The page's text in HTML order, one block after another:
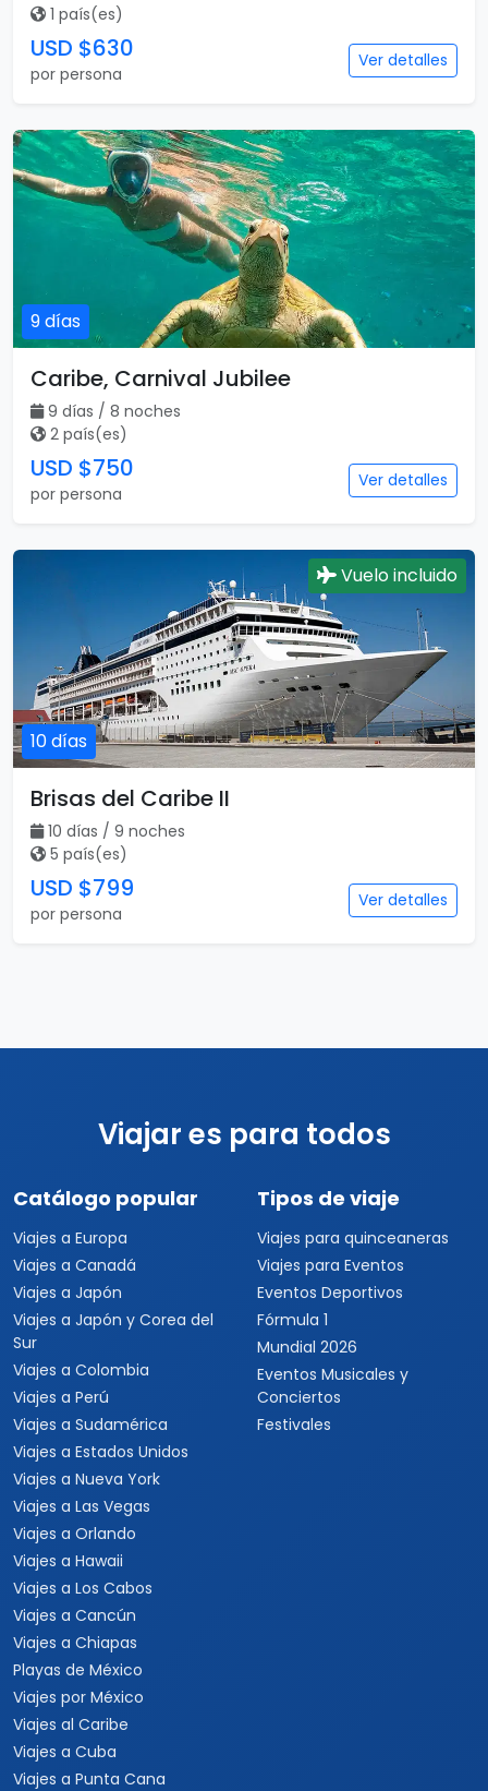
1 país(es)
USD $630
por persona
Ver detalles
9 días
Caribe, Carnival Jubilee
9 días / 8 noches
2 país(es)
USD $750
por persona
Ver detalles
10 días
Vuelo incluido
Brisas del Caribe II
10 días / 9 noches
5 país(es)
USD $799
por persona
Ver detalles
Viajar es para todos
Catálogo popular
Viajes a Europa
Viajes a Canadá
Viajes a Japón
Viajes a Japón y Corea del
Sur
Viajes a Colombia
Viajes a Perú
Viajes a Sudamérica
Viajes a Estados Unidos
Viajes a Nueva York
Viajes a Las Vegas
Viajes a Orlando
Viajes a Hawaii
Viajes a Los Cabos
Viajes a Cancún
Viajes a Chiapas
Playas de México
Viajes por México
Viajes al Caribe
Viajes a Cuba
Viajes a Punta Cana
Tipos de viaje
Viajes para quinceaneras
Viajes para Eventos
Eventos Deportivos
Fórmula 1
Mundial 2026
Eventos Musicales y
Conciertos
Festivales